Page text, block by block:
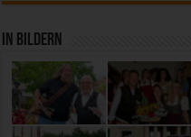
In Bildern